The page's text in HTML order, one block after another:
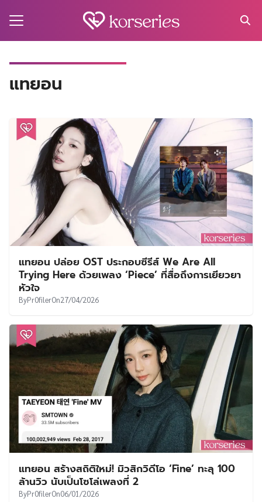
แทยอน
แทยอน ปล่อย OST ประกอบซีรีส์ We Are All
Trying Here ด้วยเพลง ‘Piece’ ที่สื่อถึงการเยียวยา
หัวใจ
ByPr0filerOn27/04/2026
แทยอน สร้างสถิติใหม่! มิวสิกวิดีโอ ‘Fine’ ทะลุ 100
ล้านวิว นับเป็นโซโล่เพลงที่ 2
ByPr0filerOn06/01/2026